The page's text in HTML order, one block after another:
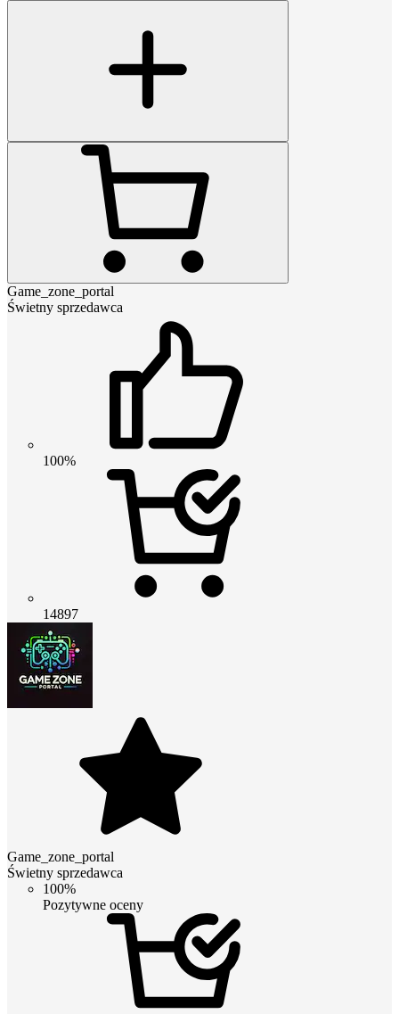
Game_zone_portal
Świetny sprzedawca
100%
14897
Game_zone_portal
Świetny sprzedawca
100%
Pozytywne oceny